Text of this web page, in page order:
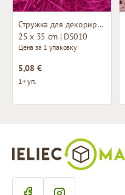
Стружка для декорирования
25 x 35 cm | DS010
Цена за 1 упаковку
5,08 €
1+ уп.